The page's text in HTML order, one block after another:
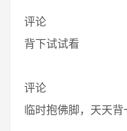
评论
背下试试看
评论
临时抱佛脚，天天